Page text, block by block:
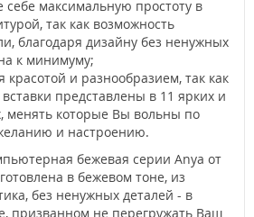
себе максимальную простоту в
так как возможность
благодаря дизайну без ненужных
к минимуму;
красотой и разнообразием, так как
представлены в 11 ярких и
менять которые Вы вольны по
и настроению.
бежевая серии Anya от
в бежевом тоне, из
без ненужных деталей - в
призванном не перегружать Ваш